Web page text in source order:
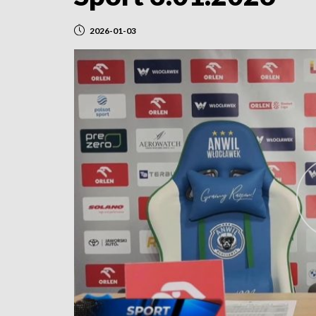
2026-01-03